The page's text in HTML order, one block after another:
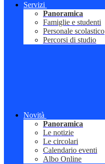
Servizi
Panoramica
Famiglie e studenti
Personale scolastico
Percorsi di studio
Novità
Panoramica
Le notizie
Le circolari
Calendario eventi
Albo Online